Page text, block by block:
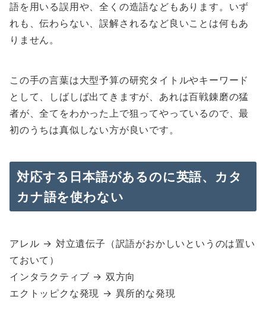
語を用いる誤用や、全くの造語などもあります。いず
れも、伝わらない、誤解されるなど良いことは何もあ
りません。
この手の言葉は大型予算の研究タイトルやキーワード
として、しばしば出てきますが、あれは百戦錬磨の猛
者が、全てをわかった上で狙ってやっているので、最
初のうちは真似しない方が良いです。
対応する日本語があるのに英語、カタ
カナ語を使わない
アレル → 対立遺伝子（訳語がおかしいというのは置い
ておいて）
インタラクティブ → 双方向
エクトッピクな発現 → 異所的な発現